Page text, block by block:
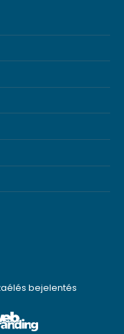
bejelentés